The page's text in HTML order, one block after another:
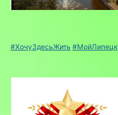
#ХочуЗдесьЖить #МойЛипецк